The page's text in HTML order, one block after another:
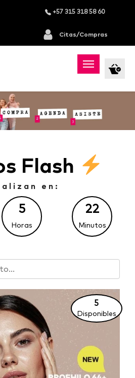
+57 315 318 58 60
Citas/Compras
Flash
en:
5
Horas
22
Minutos
5
Disponibles